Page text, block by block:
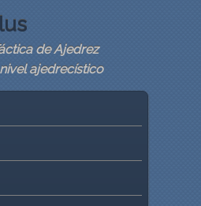
de Ajedrez
ajedrecístico
CONTENT
CONTENT